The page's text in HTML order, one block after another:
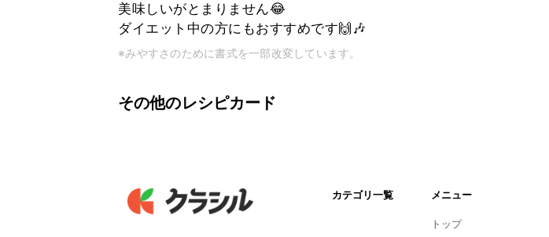
美味しいがとまりません😂
ダイエット中の方にもおすすめです🙌🎶
※みやすさのために書式を一部改変しています。
その他のレシピカード
カテゴリ一覧 メニュー
トップ